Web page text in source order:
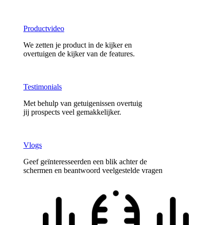
Productvideo
We zetten je product in de kijker en
overtuigen de kijker van de features.
Testimonials
Met behulp van getuigenissen overtuig
jij prospects veel gemakkelijker.
Vlogs
Geef geïnteresseerden een blik achter de
schermen en beantwoord veelgestelde vragen